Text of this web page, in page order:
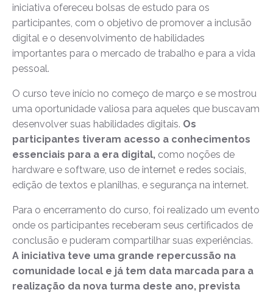
iniciativa ofereceu bolsas de estudo para os
participantes, com o objetivo de promover a inclusão
digital e o desenvolvimento de habilidades
importantes para o mercado de trabalho e para a vida
pessoal.
O curso teve início no começo de março e se mostrou
uma oportunidade valiosa para aqueles que buscavam
desenvolver suas habilidades digitais. Os
participantes tiveram acesso a conhecimentos
essenciais para a era digital, como noções de
hardware e software, uso de internet e redes sociais,
edição de textos e planilhas, e segurança na internet.
Para o encerramento do curso, foi realizado um evento
onde os participantes receberam seus certificados de
conclusão e puderam compartilhar suas experiências.
A iniciativa teve uma grande repercussão na
comunidade local e já tem data marcada para a
realização da nova turma deste ano, prevista